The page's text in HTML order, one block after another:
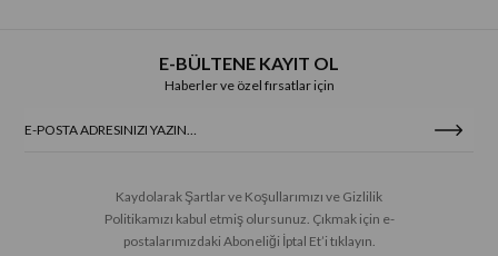
E-BÜLTENE KAYIT OL
Haberler ve özel fırsatlar için
Kaydolarak Şartlar ve Koşullarımızı ve Gizlilik
Politikamızı kabul etmiş olursunuz. Çıkmak için e-
postalarımızdaki Aboneliği İptal Et’i tıklayın.